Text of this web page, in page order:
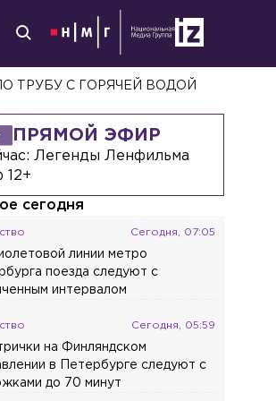
ТРУБУ С ГОРЯЧЕЙ ВОДОЙ
ПРЯМОЙ ЭФИР
Легенды Ленфильма
12+
сегодня
Сегодня, 07:05
линии метро
поезда следуют с
интервалом
Сегодня, 05:59
на Финляндском
в Петербурге следуют с
до 70 минут